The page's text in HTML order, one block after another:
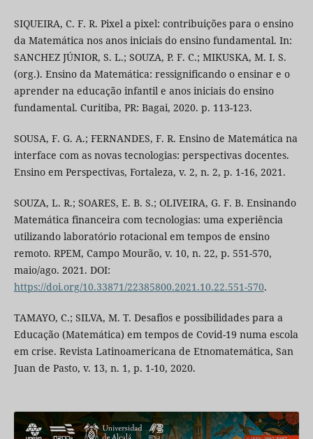
SIQUEIRA, C. F. R. Pixel a pixel: contribuições para o ensino
da Matemática nos anos iniciais do ensino fundamental. In:
SANCHEZ JÚNIOR, S. L.; SOUZA, P. F. C.; MIKUSKA, M. I. S.
(org.). Ensino da Matemática: ressignificando o ensinar e o
aprender na educação infantil e anos iniciais do ensino
fundamental. Curitiba, PR: Bagai, 2020. p. 113-123.
SOUSA, F. G. A.; FERNANDES, F. R. Ensino de Matemática na
interface com as novas tecnologias: perspectivas docentes.
Ensino em Perspectivas, Fortaleza, v. 2, n. 2, p. 1-16, 2021.
SOUZA, L. R.; SOARES, E. B. S.; OLIVEIRA, G. F. B. Ensinando
Matemática financeira com tecnologias: uma experiência
utilizando laboratório rotacional em tempos de ensino
remoto. RPEM, Campo Mourão, v. 10, n. 22, p. 551-570,
maio/ago. 2021. DOI:
https://doi.org/10.33871/22385800.2021.10.22.551-570.
TAMAYO, C.; SILVA, M. T. Desafios e possibilidades para a
Educação (Matemática) em tempos de Covid-19 numa escola
em crise. Revista Latinoamericana de Etnomatemática, San
Juan de Pasto, v. 13, n. 1, p. 1-10, 2020.